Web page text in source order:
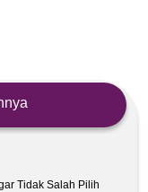
Tidak Salah Pilih